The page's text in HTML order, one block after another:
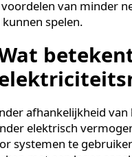
zou willen.
infrastructuur maken
organisatie eigenlijk is
de voordelen van
rol kunnen spelen.
Wat